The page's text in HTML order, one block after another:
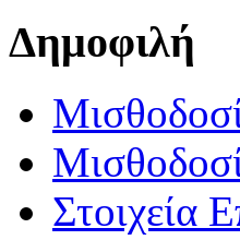
Δημοφιλή
Στοιχεία